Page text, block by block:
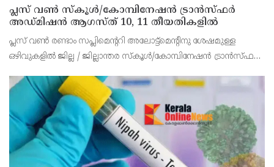
പ്ലസ് വൺ സ്‌കൂൾ/കോമ്പിനേഷൻ ട്രാൻസ്ഫർ
അഡ്മിഷൻ ആഗസ്ത് 10, 11 തീയതികളിൽ
പ്ലസ് വൺ രണ്ടാം സപ്ലിമെന്ററി അലോട്ട്‌മെന്റിനു ശേഷമുള്ള
ഒഴിവുകളിൽ ജില്ല / ജില്ലാന്തര സ്‌കൂൾ/കോമ്പിനേഷൻ ട്രാൻസ്ഫർ
വൈകിട്ട് 4 മണി വരെ നൽകിയിരുന്നു